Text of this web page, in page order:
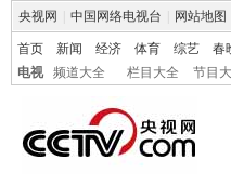
央视网 中国网络电视台 网站地图
首页 新闻 经济 体育 综艺 春
电视
频道大全 栏目大全 节目